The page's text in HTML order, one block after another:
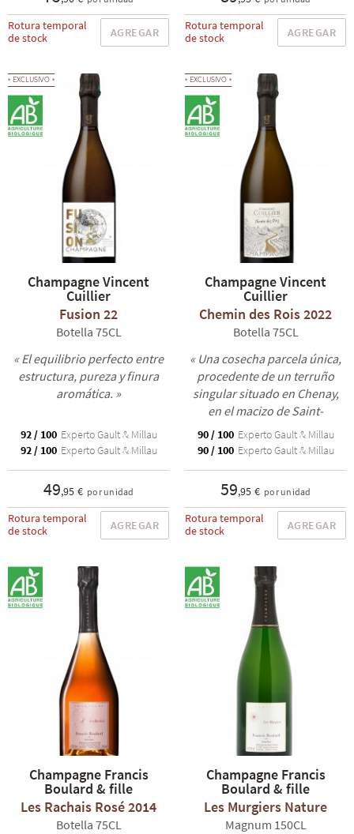
Rotura temporal
de stock
AGREGAR
Rotura temporal
de stock
AGREGAR
EXCLUSIVO
Champagne Vincent
Cuillier
Fusion 22
Botella 75CL
« El equilibrio perfecto entre
estructura, pureza y finura
aromática. »
92 / 100 Experto Gault & Millau
92 / 100 Experto Gault & Millau
49,95 € por unidad
Rotura temporal
de stock
AGREGAR
EXCLUSIVO
Champagne Vincent
Cuillier
Chemin des Rois 2022
Botella 75CL
« Una cosecha parcela única,
procedente de un terruño
singular situado en Chenay,
en el macizo de Saint-
Thierry. »
90 / 100 Experto Gault & Millau
90 / 100 Experto Gault & Millau
59,95 € por unidad
Rotura temporal
de stock
AGREGAR
Champagne Francis
Boulard & fille
Les Rachais Rosé 2014
Botella 75CL
Champagne Francis
Boulard & fille
Les Murgiers Nature
Magnum 150CL